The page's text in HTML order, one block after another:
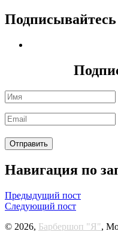
Подписывайтесь
Навигация по
Предыдущий пост
Следующий пост
© 2026, Барбершоп "Я",